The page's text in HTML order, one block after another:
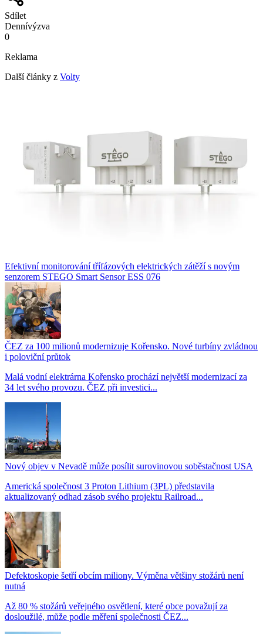
Sdílet
Dennívýzva
0
Reklama
Další články z Volty
Efektivní monitorování třífázových elektrických zátěží s novým
senzorem STEGO Smart Sensor ESS 076
ČEZ za 100 milionů modernizuje Kořensko. Nové turbíny zvládnou
i poloviční průtok
Malá vodní elektrárna Kořensko prochází největší modernizací za
34 let svého provozu. ČEZ při investici...
Nový objev v Nevadě může posílit surovinovou soběstačnost USA
Americká společnost 3 Proton Lithium (3PL) představila
aktualizovaný odhad zásob svého projektu Railroad...
Defektoskopie šetří obcím miliony. Výměna většiny stožárů není
nutná
Až 80 % stožárů veřejného osvětlení, které obce považují za
dosloužilé, může podle měření společnosti ČEZ...